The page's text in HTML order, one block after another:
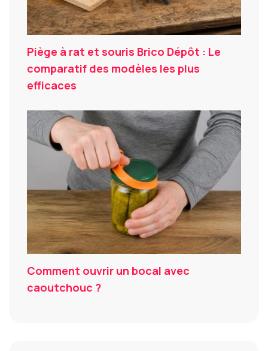
Piège à rat et souris Brico Dépôt : Le
comparatif des modèles les plus
efficaces
Comment ouvrir un bocal avec
caoutchouc ?